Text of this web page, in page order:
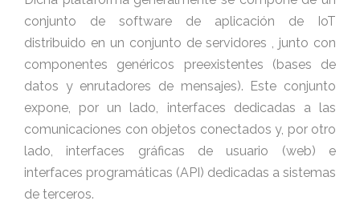
conjunto de software de aplicación de IoT
distribuido en un conjunto de servidores , junto con
componentes genéricos preexistentes (bases de
datos y enrutadores de mensajes). Este conjunto
expone, por un lado, interfaces dedicadas a las
comunicaciones con objetos conectados y, por otro
lado, interfaces gráficas de usuario (web) e
interfaces programáticas (API) dedicadas a sistemas
de terceros.